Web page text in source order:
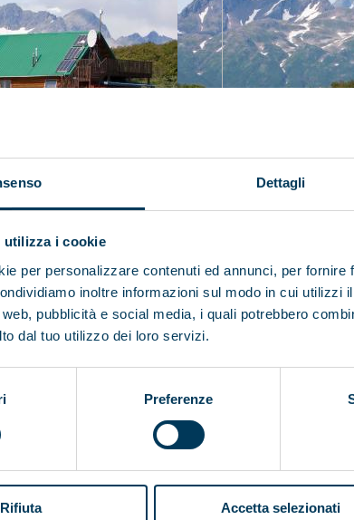
Dettagli
utilizza i cookie
per personalizzare contenuti ed annunci, per
inoltre informazioni sul modo in cui utilizzi
pubblicità e social media, i quali potrebbero
dal tuo utilizzo dei loro servizi.
Preferenze
Rifiuta Accetta selezionati